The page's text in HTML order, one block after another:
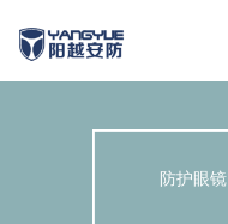
防护眼镜